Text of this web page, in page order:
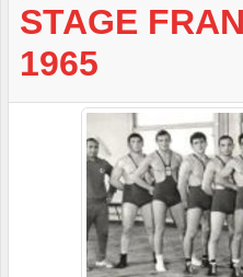
STAGE
1965